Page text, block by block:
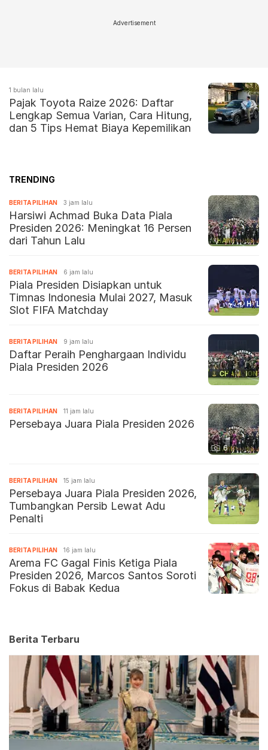
Advertisement
1 bulan lalu
Pajak Toyota Raize 2026: Daftar
Lengkap Semua Varian, Cara Hitung,
dan 5 Tips Hemat Biaya Kepemilikan
TRENDING
BERITA PILIHAN 3 jam lalu
Harsiwi Achmad Buka Data Piala
Presiden 2026: Meningkat 16 Persen
dari Tahun Lalu
BERITA PILIHAN 6 jam lalu
Piala Presiden Disiapkan untuk
Timnas Indonesia Mulai 2027, Masuk
Slot FIFA Matchday
BERITA PILIHAN 9 jam lalu
Daftar Peraih Penghargaan Individu
Piala Presiden 2026
6
BERITA PILIHAN 11 jam lalu
Persebaya Juara Piala Presiden 2026
BERITA PILIHAN 15 jam lalu
Persebaya Juara Piala Presiden 2026,
Tumbangkan Persib Lewat Adu
Penalti
BERITA PILIHAN 16 jam lalu
Arema FC Gagal Finis Ketiga Piala
Presiden 2026, Marcos Santos Soroti
Fokus di Babak Kedua
Berita Terbaru